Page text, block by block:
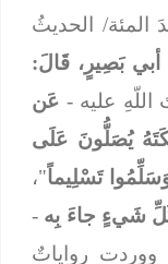
المئة/ الحديثُ
بَصِيرٍ، قَالَ:
عليه - عَن
يُصَلُّونَ عَلَى
تَسْلِيماً"،
شَيءٍ جاءَ بِه-
ووردت رواياتٌ